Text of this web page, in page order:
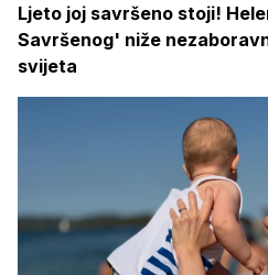
Ljeto joj savršeno stoji!
Savršenog' niže
svijeta